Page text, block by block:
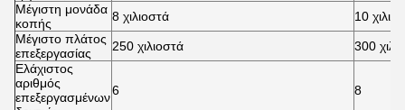
Μέγιστη μονάδα
κοπής
8 χιλιοστά
10
Μέγιστο πλάτος
επεξεργασίας
250 χιλιοστά
300
Ελάχιστος
αριθμός
επεξεργασμένων6 8